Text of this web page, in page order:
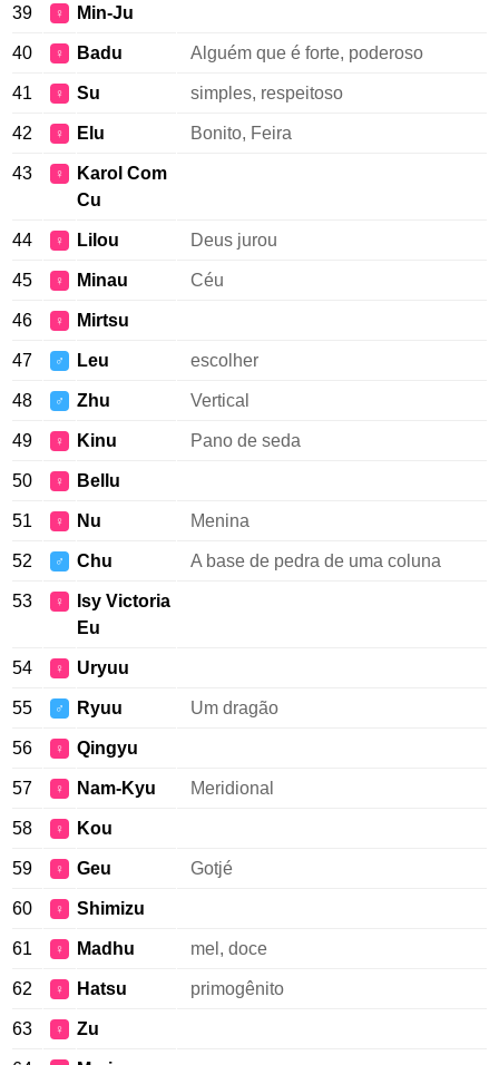
39 ♀ Min-Ju
40 ♀ Badu Alguém que é forte, poderoso
41 ♀ Su simples, respeitoso
42 ♀ Elu Bonito, Feira
43 ♀
Karol Com
Cu
44 ♀ Lilou Deus jurou
45 ♀ Minau Céu
46 ♀ Mirtsu
47 ♂ Leu escolher
48 ♂ Zhu Vertical
49 ♀ Kinu Pano de seda
50 ♀ Bellu
51 ♀ Nu Menina
52 ♂ Chu A base de pedra de uma coluna
53 ♀
Isy Victoria
Eu
54 ♀ Uryuu
55 ♂ Ryuu Um dragão
56 ♀ Qingyu
57 ♀ Nam-Kyu Meridional
58 ♀ Kou
59 ♀ Geu Gotjé
60 ♀ Shimizu
61 ♀ Madhu mel, doce
62 ♀ Hatsu primogênito
63 ♀ Zu